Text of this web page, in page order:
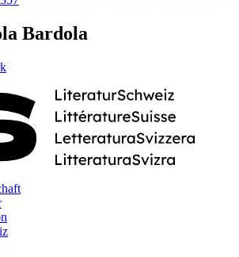
Bardola